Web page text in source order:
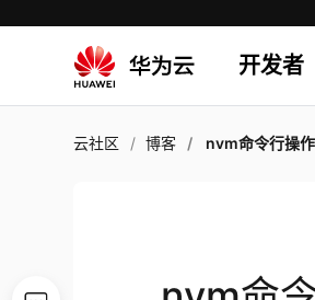
开发者
云社区 博客 nvm命令行操